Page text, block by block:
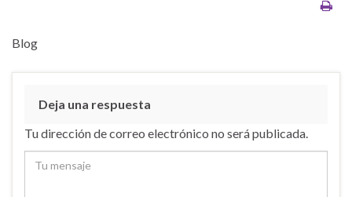
Blog
Deja una respuesta
Tu dirección de correo electrónico no será publicada.